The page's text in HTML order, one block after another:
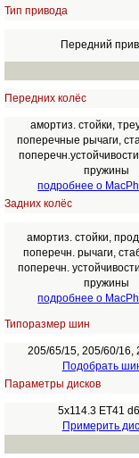
Тип привода
Передний
Передних колёс
амортиз. стойки,
поперечные рычаги,
пружины
подробнее о
Задних колёс
амортиз. стойки,
поперечн. рычаги,
поперечн.
пружины
подробнее о
Типоразмер шин
205/65/15, 205/60/16,
Подобрать
Параметры дисков
5x114.3 ET41
Примерить